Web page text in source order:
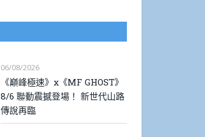
06/08/2026
《巔峰極速》x《MF GHOST》
8/6 聯動震撼登場！ 新世代山路
傳說再臨